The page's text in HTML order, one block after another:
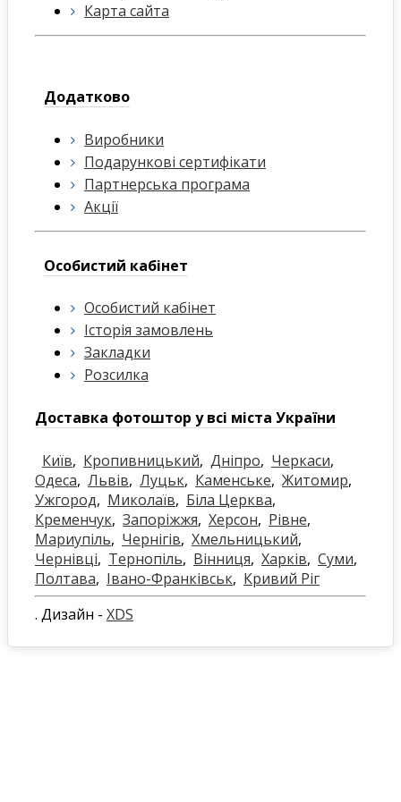
Карта сайта
Додатково
Виробники
Подарункові сертифікати
Партнерська програма
Акції
Особистий кабінет
Особистий кабінет
Історія замовлень
Закладки
Розсилка
Доставка фотоштор у всі міста України
Київ, Кропивницький, Дніпро, Черкаси,
Одеса, Львів, Луцьк, Каменське, Житомир,
Ужгород, Миколаїв, Біла Церква,
Кременчук, Запоріжжя, Херсон, Рівне,
Мариупіль, Чернігів, Хмельницький,
Чернівці, Тернопіль, Вінниця, Харків, Суми,
Полтава, Івано-Франківськ, Кривий Ріг
. Дизайн - XDS